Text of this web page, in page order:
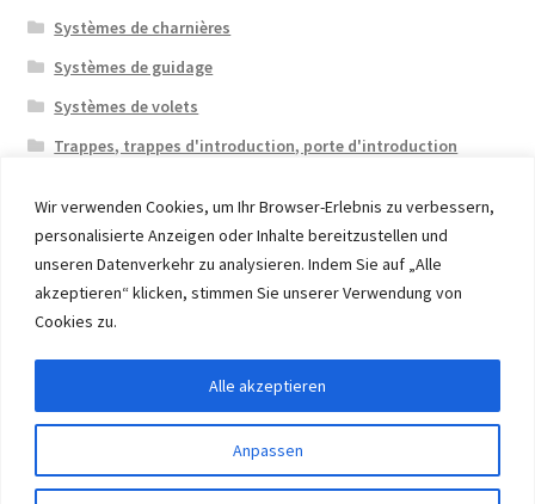
Wir verwenden Cookies, um Ihr Browser-Erlebnis zu verbessern,
personalisierte Anzeigen oder Inhalte bereitzustellen und
unseren Datenverkehr zu analysieren. Indem Sie auf „Alle
akzeptieren“ klicken, stimmen Sie unserer Verwendung von
Cookies zu.
Anpassen
Alle akzeptieren
Systèmes de charnières
Systèmes de guidage
Systèmes de volets
Trappes, trappes d'introduction, porte d'introduction
© 2026 Eruon Trade UG, Germany, member of the ERUON